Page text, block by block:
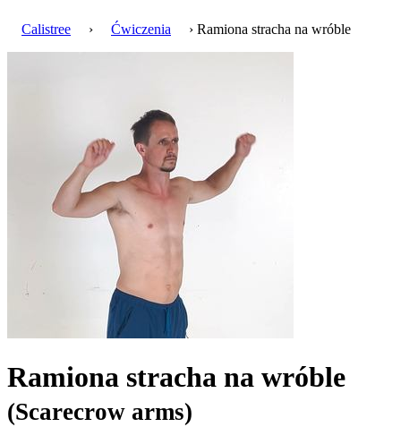
Calistree › Ćwiczenia › Ramiona stracha na wróble
Ramiona stracha na wróble
(Scarecrow arms)